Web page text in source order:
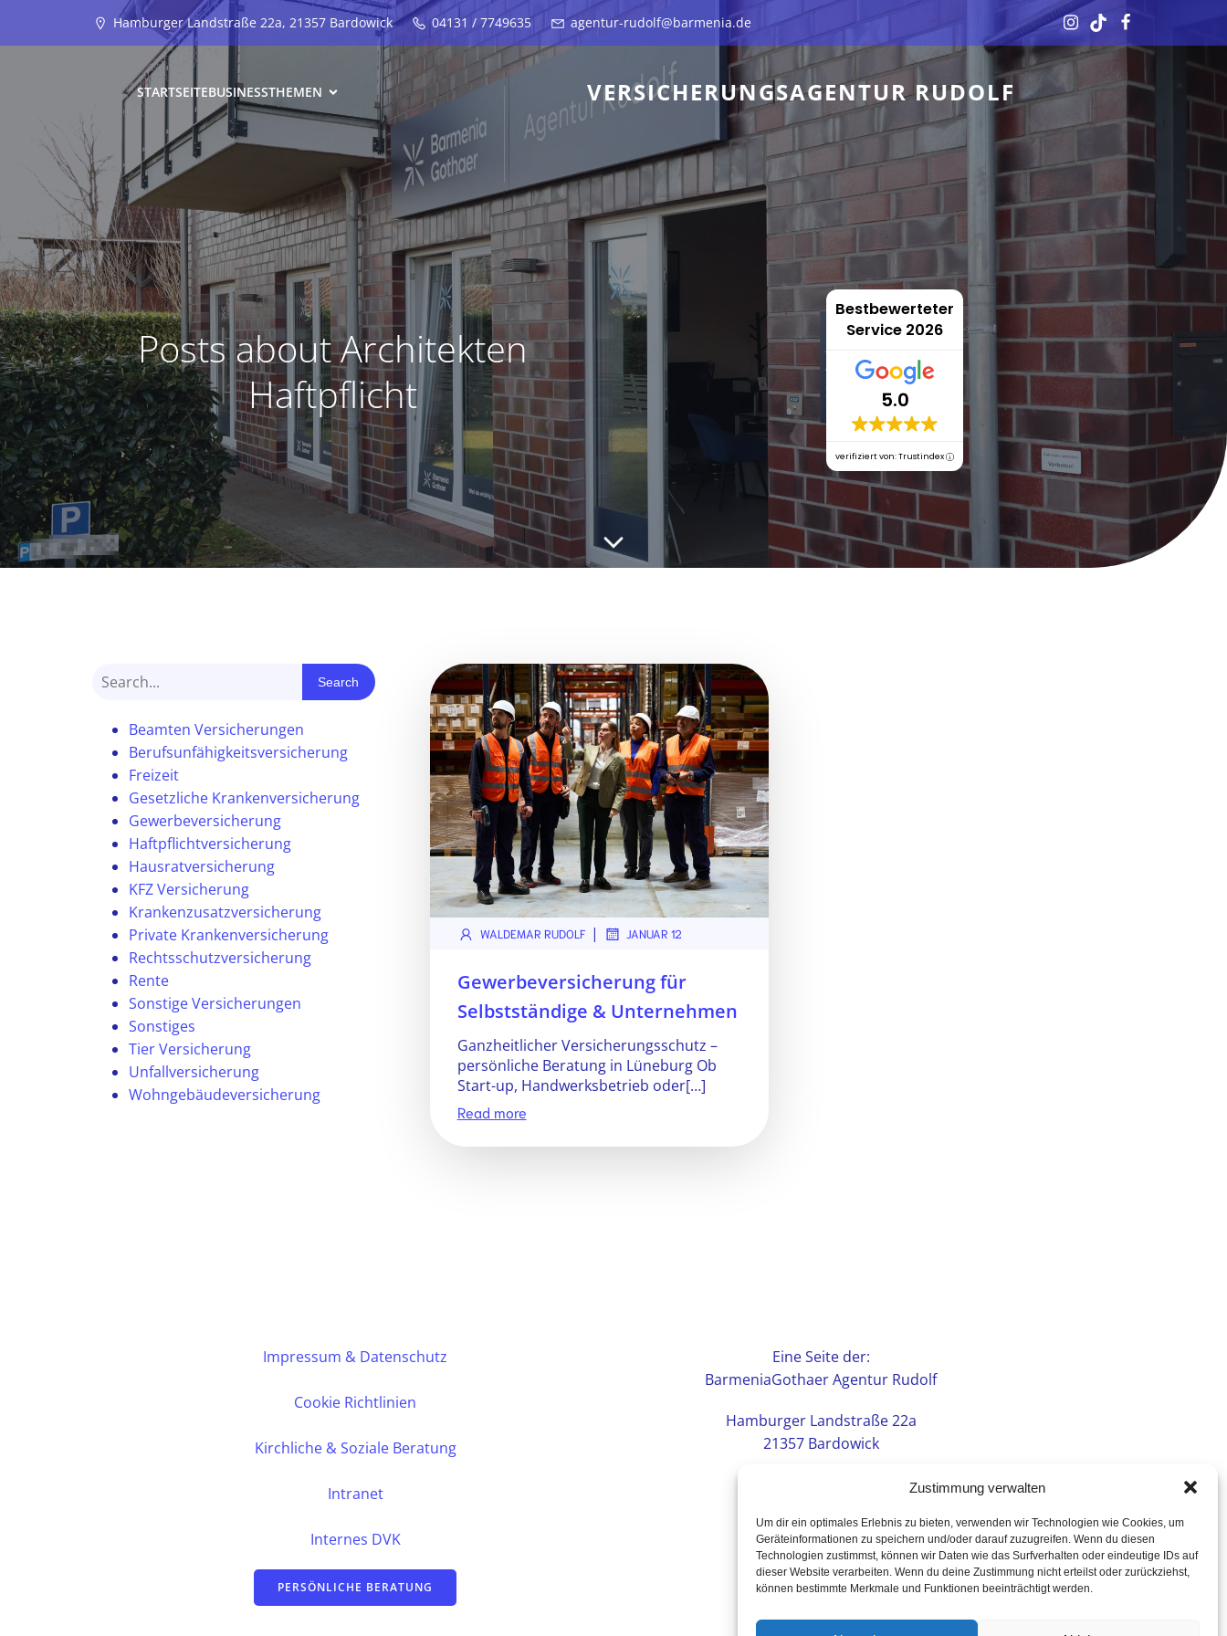
Zustimmung verwalten
Um dir ein optimales Erlebnis zu bieten, verwenden wir Technologien wie Cookies, um
Geräteinformationen zu speichern und/oder darauf zuzugreifen. Wenn du diesen
Technologien zustimmst, können wir Daten wie das Surfverhalten oder eindeutige IDs auf
dieser Website verarbeiten. Wenn du deine Zustimmung nicht erteilst oder zurückziehst,
können bestimmte Merkmale und Funktionen beeinträchtigt werden.
Hamburger Landstraße 22a, 21357 Bardowick 04131 / 7749635 agentur-rudolf@barmenia.de
STARTSEITEBUSINESSTHEMEN VERSICHERUNGSAGENTUR RUDOLF
Posts about Architekten
Haftpflicht
Bestbewerteter
Service 2026
5.0
verifiziert von: Trustindex
Search
Beamten Versicherungen
Berufsunfähigkeitsversicherung
Freizeit
Gesetzliche Krankenversicherung
Gewerbeversicherung
Haftpflichtversicherung
Hausratversicherung
KFZ Versicherung
Krankenzusatzversicherung
Private Krankenversicherung
Rechtsschutzversicherung
Rente
Sonstige Versicherungen
Sonstiges
Tier Versicherung
Unfallversicherung
Wohngebäudeversicherung
WALDEMAR RUDOLF | JANUAR 12
Gewerbeversicherung für
Selbstständige & Unternehmen
Ganzheitlicher Versicherungsschutz –
persönliche Beratung in Lüneburg Ob
Start-up, Handwerksbetrieb oder[…]
Read more
Impressum & Datenschutz
Cookie Richtlinien
Kirchliche & Soziale Beratung
Intranet
Internes DVK
PERSÖNLICHE BERATUNG
Eine Seite der:
BarmeniaGothaer Agentur Rudolf
Hamburger Landstraße 22a
21357 Bardowick